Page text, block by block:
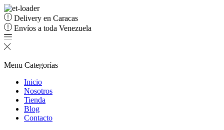
Delivery en Caracas
Envíos a toda Venezuela
Menu Categorías
Inicio
Nosotros
Tienda
Blog
Contacto